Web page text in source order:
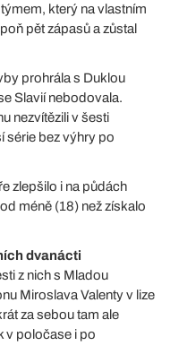
který na vlastním
pět zápasů a zůstal
prohrála s Duklou
Slavií nebodovala.
nezvítězili v šesti
série bez výhry po
zlepšilo i na půdách
méně (18) než získalo
dvanácti
z nich s Mladou
Miroslava Valenty v lize
za sebou tam ale
v poločase i po